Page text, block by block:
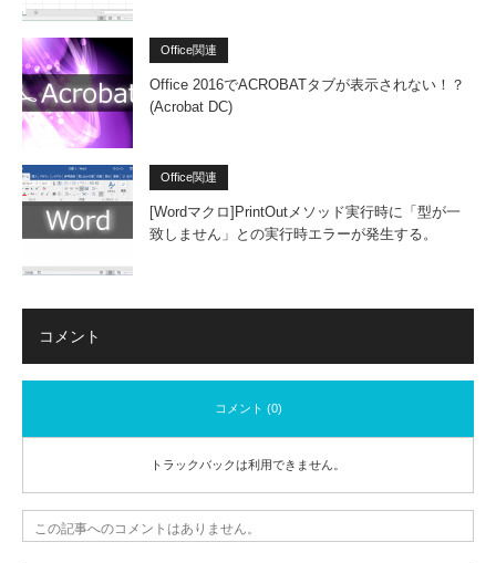
Office関連
Office 2016でACROBATタブが表示されない！？
(Acrobat DC)
Office関連
[Wordマクロ]PrintOutメソッド実行時に「型が一
致しません」との実行時エラーが発生する。
コメント
コメント (0)
トラックバックは利用できません。
この記事へのコメントはありません。